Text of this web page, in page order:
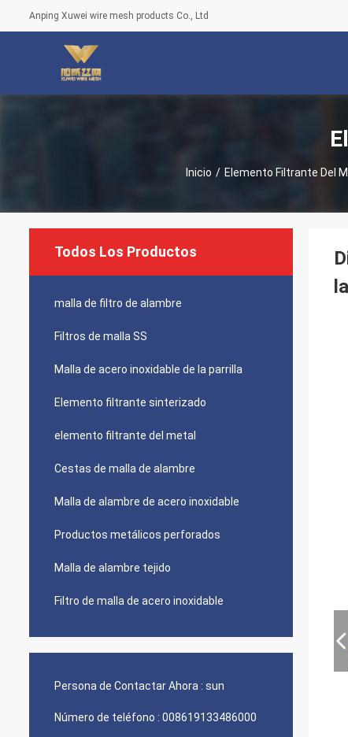
Anping Xuwei wire mesh products Co., Ltd
Inicio / Elemento Filtrante Del
Todos Los Productos
malla de filtro de alambre
Filtros de malla SS
Malla de acero inoxidable de la parrilla
Elemento filtrante sinterizado
elemento filtrante del metal
Cestas de malla de alambre
Malla de alambre de acero inoxidable
Productos metálicos perforados
Malla de alambre tejido
Filtro de malla de acero inoxidable
Persona de Contactar Ahora : sun
Número de teléfono : 008619133486000